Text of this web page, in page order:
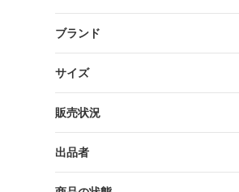
ブランド
サイズ
販売状況
出品者